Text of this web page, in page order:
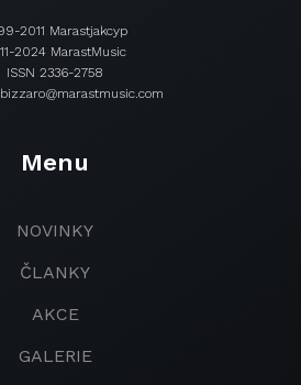
2011 Marastjakcyp
2024 MarastMusic
ISSN 2336-2758
Menu
NOVINKY
ČLANKY
AKCE
GALERIE